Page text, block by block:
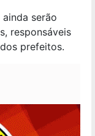
serão
responsáveis
prefeitos.